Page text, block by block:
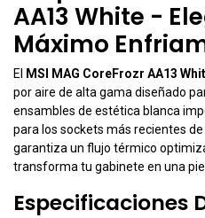
AA13 White -
Máximo
El MSI MAG CoreFrozr AA13
por aire de alta gama diseñado
ensambles de estética blanca
para los sockets más recientes
garantiza un flujo térmico
transforma tu gabinete en una
Especificaciones